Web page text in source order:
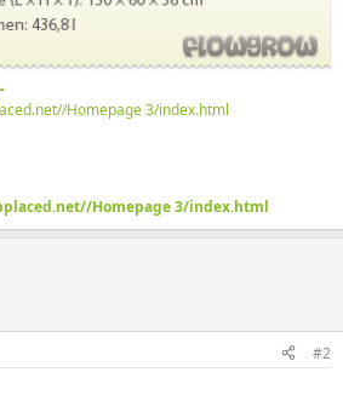
Homepage 3/index.html
Homepage 3/index.html
#2